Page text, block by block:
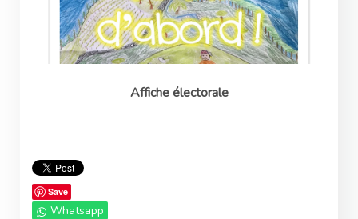
Affiche électorale
Save
Whatsapp